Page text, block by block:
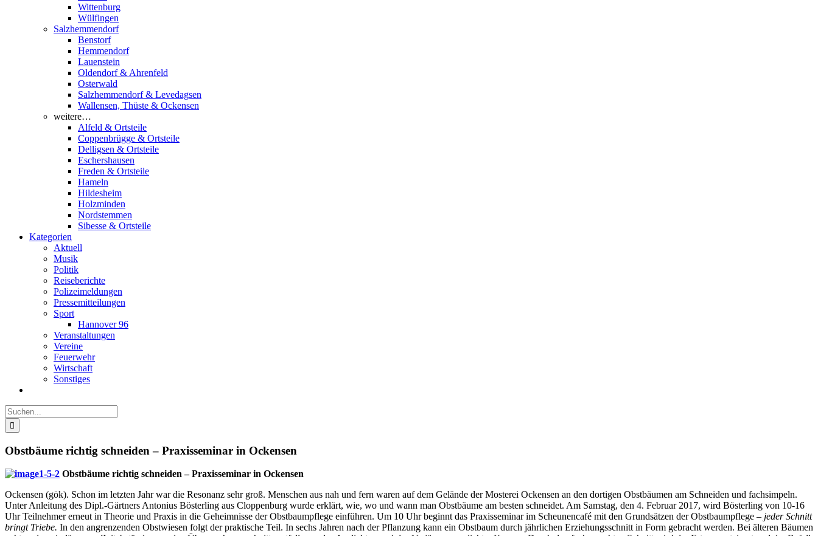
Wittenburg
Wülfingen
Salzhemmendorf
Benstorf
Hemmendorf
Lauenstein
Oldendorf & Ahrenfeld
Osterwald
Salzhemmendorf & Levedagsen
Wallensen, Thüste & Ockensen
weitere…
Alfeld & Ortsteile
Coppenbrügge & Ortsteile
Delligsen & Ortsteile
Eschershausen
Freden & Ortsteile
Hameln
Hildesheim
Holzminden
Nordstemmen
Sibesse & Ortsteile
Kategorien
Aktuell
Musik
Politik
Reiseberichte
Polizeimeldungen
Pressemitteilungen
Sport
Hannover 96
Veranstaltungen
Vereine
Feuerwehr
Wirtschaft
Sonstiges
Suche
nach:
Obstbäume richtig schneiden – Praxisseminar in Ockensen
Obstbäume richtig schneiden – Praxisseminar in Ockensen
Ockensen (gök). Schon im letzten Jahr war die Resonanz sehr groß. Menschen aus nah und fern waren auf dem Gelände der Mosterei Ockensen an den dortigen Obstbäumen am Schneiden und fachsimpeln.
Unter Anleitung des Dipl.-Gärtners Antonius Bösterling aus Cloppenburg wurde erklärt, wie, wo und wann man Obstbäume am besten schneidet. Am Samstag, den 4. Februar 2017, wird Bösterling von 10-16
Uhr Teilnehmer erneut in Theorie und Praxis in die Geheimnisse der Obstbaumpflege einführen. Um 10 Uhr beginnt das Praxisseminar im Scheunencafé mit den Grundsätzen der Obstbaumpflege – jeder Schnitt
bringt Triebe. In den angrenzenden Obstwiesen folgt der praktische Teil. In sechs Jahren nach der Pflanzung kann ein Obstbaum durch jährlichen Erziehungsschnitt in Form gebracht werden. Bei älteren Bäumen